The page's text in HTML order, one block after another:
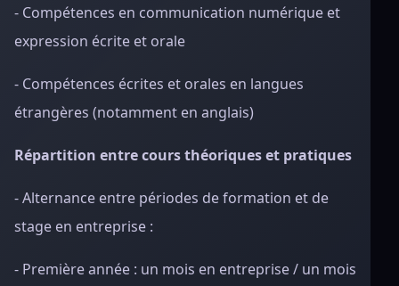
- Compétences en communication numérique et
expression écrite et orale
- Compétences écrites et orales en langues
étrangères (notamment en anglais)
Répartition entre cours théoriques et pratiques
- Alternance entre périodes de formation et de
stage en entreprise :
- Première année : un mois en entreprise / un mois